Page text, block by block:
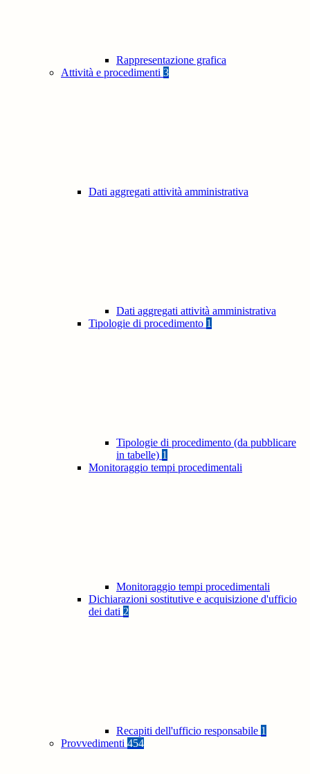
Rappresentazione grafica
Attività e procedimenti 3
Dati aggregati attività amministrativa
Dati aggregati attività amministrativa
Tipologie di procedimento 1
Tipologie di procedimento (da pubblicare
in tabelle) 1
Monitoraggio tempi procedimentali
Monitoraggio tempi procedimentali
Dichiarazioni sostitutive e acquisizione d'ufficio
dei dati 2
Recapiti dell'ufficio responsabile 1
Provvedimenti 454